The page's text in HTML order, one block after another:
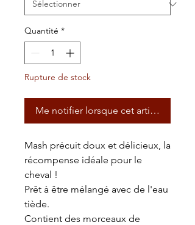
Quantité *
Rupture de stock
Me notifier lorsque cet article est
Mash précuit doux et délicieux, la
récompense idéale pour le
cheval !
Prêt à être mélangé avec de l'eau
tiède.
Contient des morceaux de